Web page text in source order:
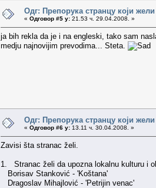
Одг: Препорука странцу који
« Одговор #5 у: 21.53 ч. 29.04.2008. »
ja bih rekla da je i na engleski, tako sam
medju najnovijim prevodima... Steta.
Одг: Препорука странцу који
« Одговор #6 у: 13.11 ч. 30.04.2008. »
Zavisi šta stranac želi.
1. Stranac želi da upozna lokalnu kulturu i
Borisav Stanković - 'Koštana'
Dragoslav Mihajlović - 'Petrijin venac'